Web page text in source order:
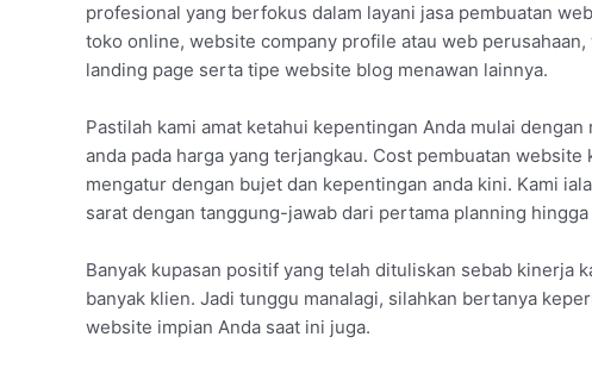
profesional yang berfokus dalam layani jasa pembuatan
toko online, website company profile atau web
landing page serta tipe website blog menawan lainnya.
Pastilah kami amat ketahui kepentingan Anda mulai
anda pada harga yang terjangkau. Cost pembuatan
mengatur dengan bujet dan kepentingan anda kini. Kami
sarat dengan tanggung-jawab dari pertama planning
Banyak kupasan positif yang telah dituliskan sebab kinerja
banyak klien. Jadi tunggu manalagi, silahkan bertanya
website impian Anda saat ini juga.